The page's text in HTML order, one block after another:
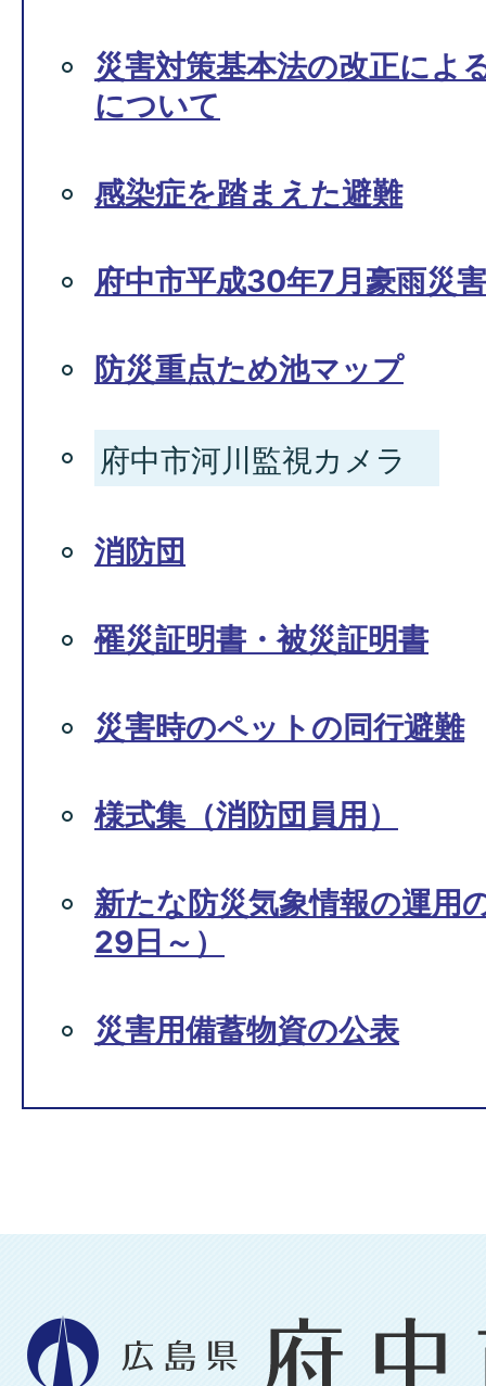
災害対策基本法の改正によ
について
感染症を踏まえた避難
府中市平成30年7月豪雨災
防災重点ため池マップ
府中市河川監視カメラ
消防団
罹災証明書・被災証明書
災害時のペットの同行避難
様式集（消防団員用）
新たな防災気象情報の運用
29日～）
災害用備蓄物資の公表
広
島